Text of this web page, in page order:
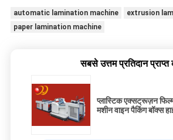
automatic lamination machine
extrusion
paper lamination machine
सबसे उत्तम प्रतिदान
प्लास्टिक एक्सट्रूज़न
मशीन वाइन पैकिंग बॉक्स